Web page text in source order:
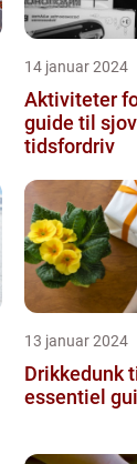
14 januar 2024
Aktiviteter
guide til
tidsfordriv
13 januar 2024
Drikkedunk
essentiel